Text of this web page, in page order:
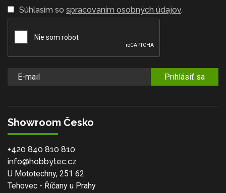
Súhlasím so spracovaním osobných údajov.
Prihlásiť sa
Showroom Česko
+420 840 810 810
info@hobbytec.cz
U Mototechny, 251 62
Tehovec - Říčany u Prahy